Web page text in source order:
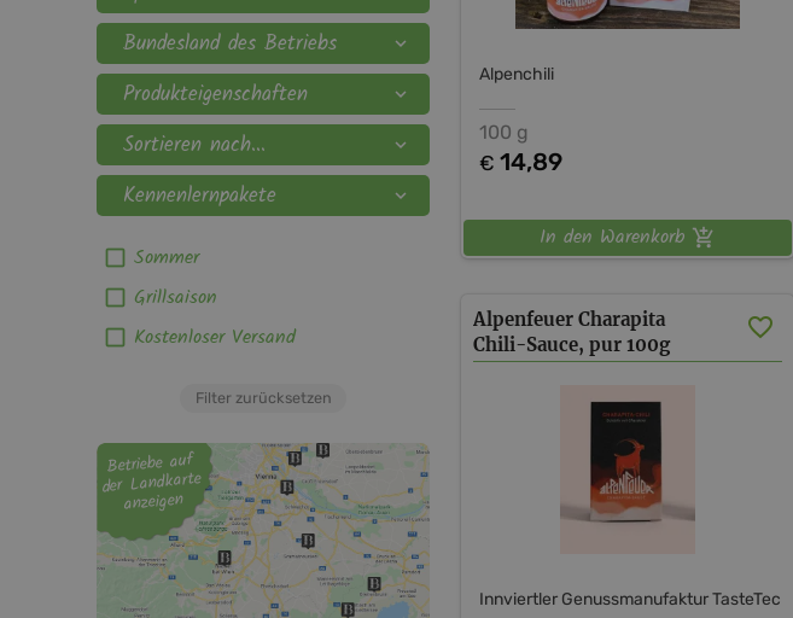
Bundesland des Betriebs expand_more
Produkteigenschaften expand_more
Sortieren nach... expand_more
Kennenlernpakete expand_more
Sommer
Grillsaison
Kostenloser Versand
Filter zurücksetzen
Betriebe auf
der Landkarte
anzeigen
Alpenchili
100 g
€ 14,89
In den Warenkorb
Alpenfeuer Charapita
Chili-Sauce, pur 100g
Innviertler Genussmanufaktur TasteTec